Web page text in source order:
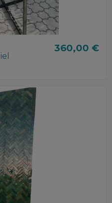
360,00 €